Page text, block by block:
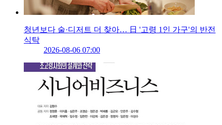
청년보다 술·디저트 더 찾아… 日 '고령 1인 가구'의 반전
식탁
2026-08-06 07:00